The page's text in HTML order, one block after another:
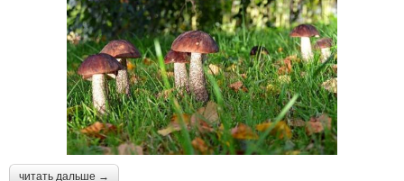
читать дальше →